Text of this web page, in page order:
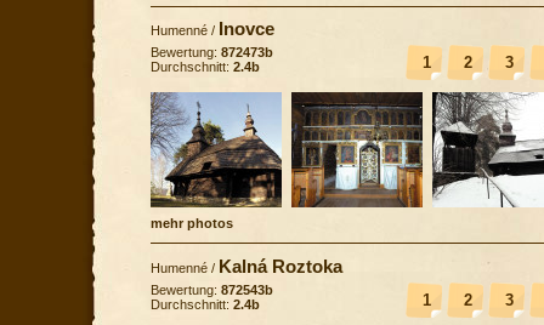
Humenné / Inovce
1 2 3
Bewertung: 872473b
Durchschnitt: 2.4b
mehr photos
Humenné / Kalná Roztoka
1 2 3
Bewertung: 872543b
Durchschnitt: 2.4b